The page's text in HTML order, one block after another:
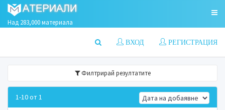
Над 283,000 материала
РЕГИСТРАЦИЯ
ВХОД
Филтрирай резултатите
1-10 от 1